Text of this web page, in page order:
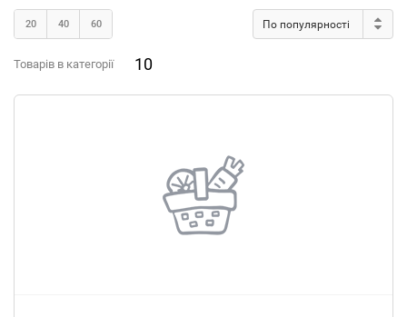
20 40 60 По популярності
Товарів в категорії 10